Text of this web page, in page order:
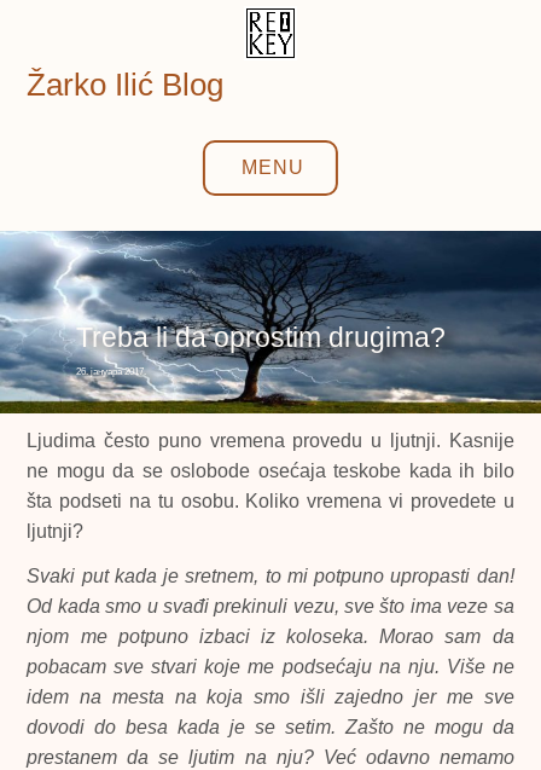
content
Žarko Ilić Blog
MENU
Treba li da oprostim drugima?
26. јануара 2017.
Ljudima često puno vremena provedu u ljutnji. Kasnije
ne mogu da se oslobode osećaja teskobe kada ih bilo
šta podseti na tu osobu. Koliko vremena vi provedete u
ljutnji?
Svaki put kada je sretnem, to mi potpuno upropasti dan!
Od kada smo u svađi prekinuli vezu, sve što ima veze sa
njom me potpuno izbaci iz koloseka. Morao sam da
pobacam sve stvari koje me podsećaju na nju. Više ne
idem na mesta na koja smo išli zajedno jer me sve
dovodi do besa kada je se setim. Zašto ne mogu da
prestanem da se ljutim na nju? Već odavno nemamo